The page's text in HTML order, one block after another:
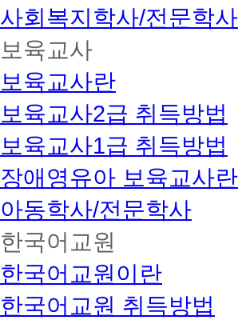
사회복지학사/전문학사
보육교사
보육교사란
보육교사2급 취득방법
보육교사1급 취득방법
장애영유아 보육교사란
아동학사/전문학사
한국어교원
한국어교원이란
한국어교원 취득방법